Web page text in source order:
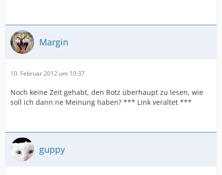
Margin
10. Februar 2012 um 10:37
Noch keine Zeit gehabt, den Rotz überhaupt zu lesen, wie
soll ich dann ne Meinung haben? *** Link veraltet ***
guppy